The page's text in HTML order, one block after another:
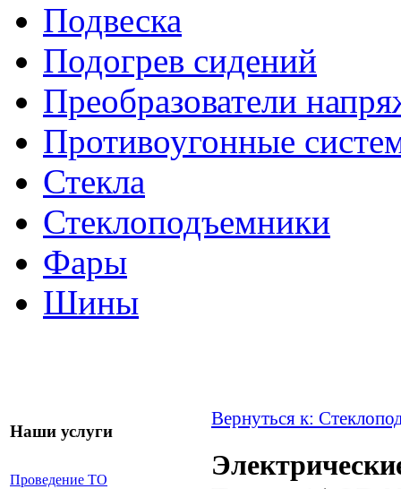
Подвеска
Подогрев сидений
Преобразователи
Противоугонные
Стекла
Стеклоподъемники
Фары
Шины
Наши услуги
Проведение ТО
Вернуться к: